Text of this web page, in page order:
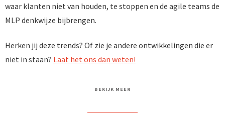
waar klanten niet van houden, te stoppen en de agile teams de
MLP denkwijze bijbrengen.
Herken jij deze trends? Of zie je andere ontwikkelingen die er
niet in staan? Laat het ons dan weten!
BEKIJK MEER